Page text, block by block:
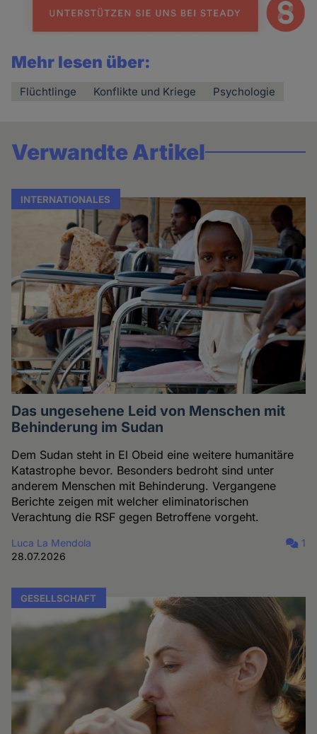
Mehr lesen über:
Flüchtlinge Konflikte und Kriege Psychologie
Verwandte Artikel
INTERNATIONALES
Das ungesehene Leid von Menschen mit
Behinderung im Sudan
Dem Sudan steht in El Obeid eine weitere humanitäre
Katastrophe bevor. Besonders bedroht sind unter
anderem Menschen mit Behinderung. Vergangene
Berichte zeigen mit welcher eliminatorischen
Verachtung die RSF gegen Betroffene vorgeht.
Luca La Mendola
28.07.2026
1
GESELLSCHAFT